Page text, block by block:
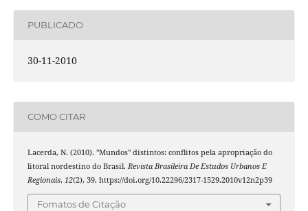
PUBLICADO
30-11-2010
COMO CITAR
Lacerda, N. (2010). "Mundos" distintos: conflitos pela apropriação do
litoral nordestino do Brasil. Revista Brasileira De Estudos Urbanos E
Regionais, 12(2), 39. https://doi.org/10.22296/2317-1529.2010v12n2p39
Fomatos de Citação